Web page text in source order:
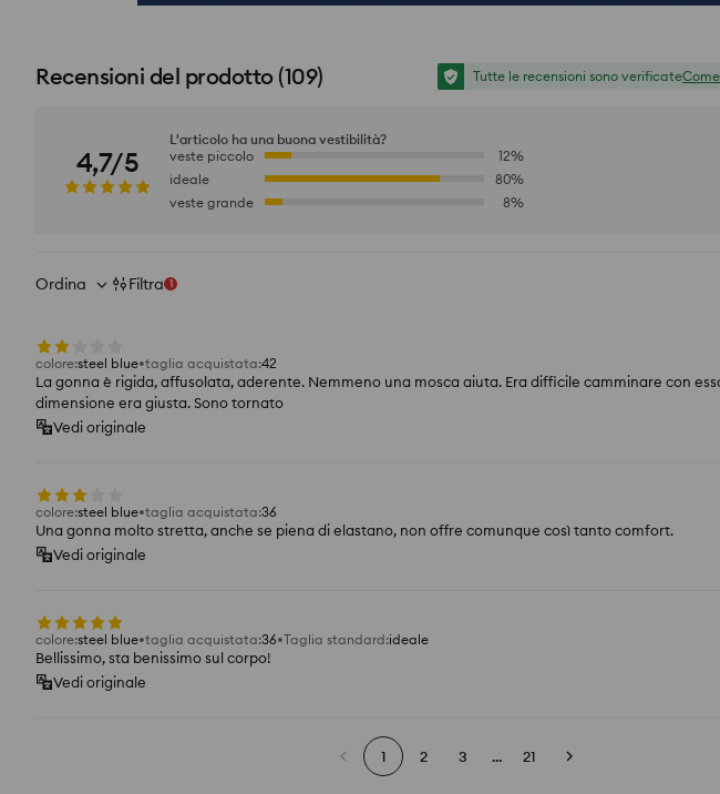
Recensioni del prodotto(109) Tutte le recensioni sono verificate
4,7/5
L'articolo ha una buona vestibilità?
veste piccolo
12%
ideale
80%
veste grande
8%
Ordina Filtra 1
colore:steel blue taglia acquistata:42
La gonna è rigida, affusolata, aderente. Nemmeno una mosca aiuta. Era difficile camminare con
dimensione era giusta. Sono tornato
Vedi originale
colore:steel blue taglia acquistata:36
Una gonna molto stretta, anche se piena di elastano, non offre comunque così tanto comfort.
Vedi originale
colore:steel blue taglia acquistata:36 Taglia standard:ideale
Bellissimo, sta benissimo sul corpo!
Vedi originale
1 2 3 ... 21